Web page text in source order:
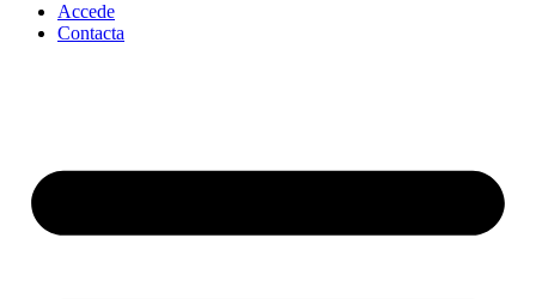
Accede
Contacta